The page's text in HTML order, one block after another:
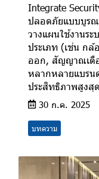
Integrate
ปลอดภัยแบบบูรณ
วางแผนใช้งานร
ประเภท (เช่น กล้
ออก, สัญญาณเตื
หลากหลายแบรน
ประสิทธิภาพสูงสุด
30 ก.ค. 2025
บทความ